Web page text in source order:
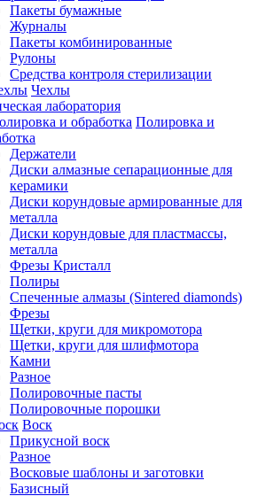
Пакеты бумажные
Журналы
Пакеты комбинированные
Рулоны
Средства контроля стерилизации
Чехлы
лаборатория
Полировка и
Держатели
Диски алмазные сепарационные для
керамики
Диски корундовые армированные для
металла
Диски корундовые для пластмассы,
металла
Фрезы Кристалл
Полиры
Спеченные алмазы (Sintered diamonds)
Фрезы
Щетки, круги для микромотора
Щетки, круги для шлифмотора
Камни
Разное
Полировочные пасты
Полировочные порошки
Воск
Прикусной воск
Разное
Восковые шаблоны и заготовки
Базисный